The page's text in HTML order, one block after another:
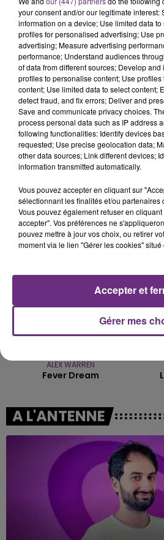
rémois. Le magasin JouéClub
fermer ses portes.
TITRES DIFFUSÉS
14h25
14h25
TAYLOR SWIFT
Elizabeth Taylor
14h19
14h19
ALEX WARREN
Fever Dream
A L'ANTENNE
your consent and/or our legitimate interest:
information on a device; Use limited data
profiles for personalised advertising; Use
advertising; Measure advertising
performance; Understand audiences
of data from different sources; Develop
profiles to personalise content; Use
content; Use limited data to select content;
detect fraud, and fix errors; Deliver and
Save and communicate privacy choices.
process personal data such as IP address
following functionalities: Identify devices
requested; Use precise geolocation data;
other data sources; Link different devices;
information transmitted automatically.
Vous pouvez accepter en cliquant sur
sélectionnant les finalités et/ou partenaires
Vous pouvez également refuser en
accepter". Vos préférences ne
pouvez mettre à jour vos choix, ou retirer
moment via le lien "Gérer les cookies"
Gérer mes
Accepter et